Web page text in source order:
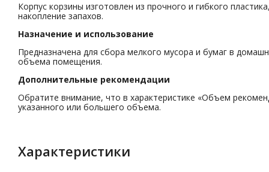
Корпус корзины изготовлен из прочного и гибкого
накопление запахов.
Назначение и использование
Предназначена для сбора мелкого мусора и бумаг в
объема помещения.
Дополнительные рекомендации
Обратите внимание, что в характеристике «Объем
указанного или большего объема.
Характеристики